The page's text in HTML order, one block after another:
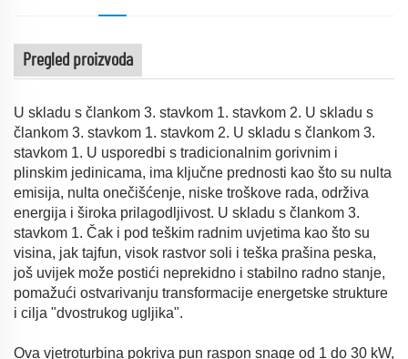
Pregled proizvoda
U skladu s člankom 3. stavkom 1. stavkom 2. U skladu s
člankom 3. stavkom 1. stavkom 2. U skladu s člankom 3.
stavkom 1. U usporedbi s tradicionalnim gorivnim i
plinskim jedinicama, ima ključne prednosti kao što su nulta
emisija, nulta onečišćenje, niske troškove rada, održiva
energija i široka prilagodljivost. U skladu s člankom 3.
stavkom 1. Čak i pod teškim radnim uvjetima kao što su
visina, jak tajfun, visok rastvor soli i teška prašina peska,
još uvijek može postići neprekidno i stabilno radno stanje,
pomažući ostvarivanju transformacije energetske strukture
i cilja "dvostrukog ugljika".
Ova vjetroturbina pokriva pun raspon snage od 1 do 30 kW,